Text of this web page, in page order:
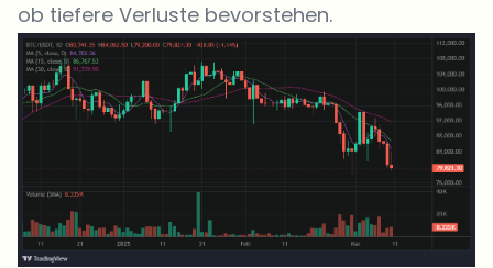
ob tiefere Verluste bevorstehen.